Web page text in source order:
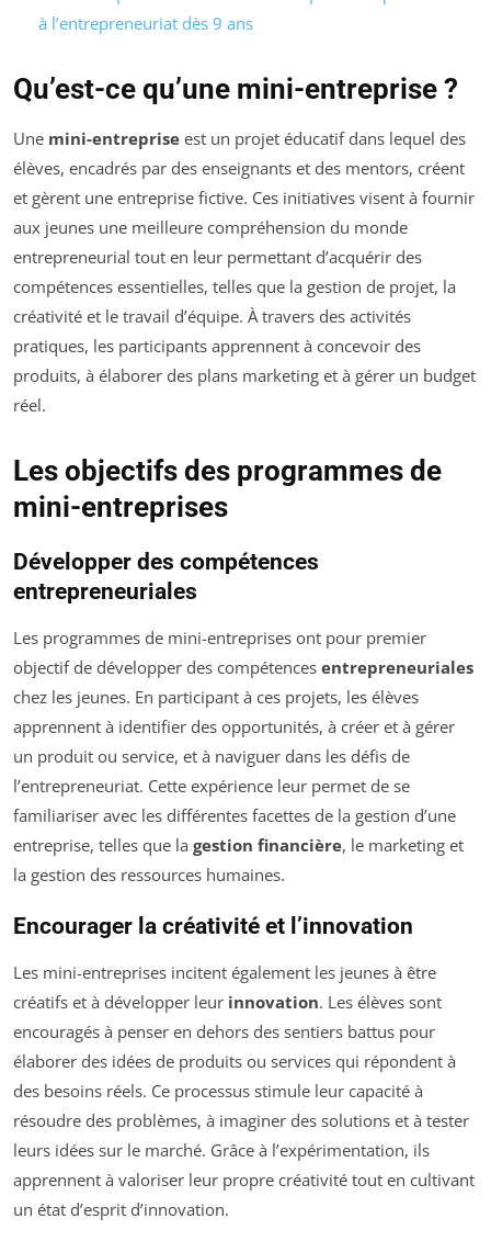
à l’entrepreneuriat dès 9 ans
Qu’est-ce qu’une mini-entreprise ?
Une mini-entreprise est un projet éducatif dans lequel des
élèves, encadrés par des enseignants et des mentors, créent
et gèrent une entreprise fictive. Ces initiatives visent à fournir
aux jeunes une meilleure compréhension du monde
entrepreneurial tout en leur permettant d’acquérir des
compétences essentielles, telles que la gestion de projet, la
créativité et le travail d’équipe. À travers des activités
pratiques, les participants apprennent à concevoir des
produits, à élaborer des plans marketing et à gérer un budget
réel.
Les objectifs des programmes de
mini-entreprises
Développer des compétences
entrepreneuriales
Les programmes de mini-entreprises ont pour premier
objectif de développer des compétences entrepreneuriales
chez les jeunes. En participant à ces projets, les élèves
apprennent à identifier des opportunités, à créer et à gérer
un produit ou service, et à naviguer dans les défis de
l’entrepreneuriat. Cette expérience leur permet de se
familiariser avec les différentes facettes de la gestion d’une
entreprise, telles que la gestion financière, le marketing et
la gestion des ressources humaines.
Encourager la créativité et l’innovation
Les mini-entreprises incitent également les jeunes à être
créatifs et à développer leur innovation. Les élèves sont
encouragés à penser en dehors des sentiers battus pour
élaborer des idées de produits ou services qui répondent à
des besoins réels. Ce processus stimule leur capacité à
résoudre des problèmes, à imaginer des solutions et à tester
leurs idées sur le marché. Grâce à l’expérimentation, ils
apprennent à valoriser leur propre créativité tout en cultivant
un état d’esprit d’innovation.